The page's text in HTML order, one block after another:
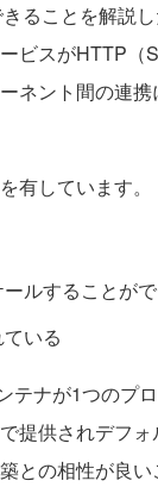
ることを解説
ビスがHTTP（
ネント間の連
有しています。
ルすることが
いる
ナが1つのプ
提供されデフ
との相性が良い